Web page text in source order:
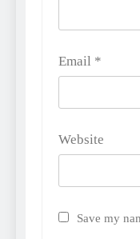
Email *
Website
Save my